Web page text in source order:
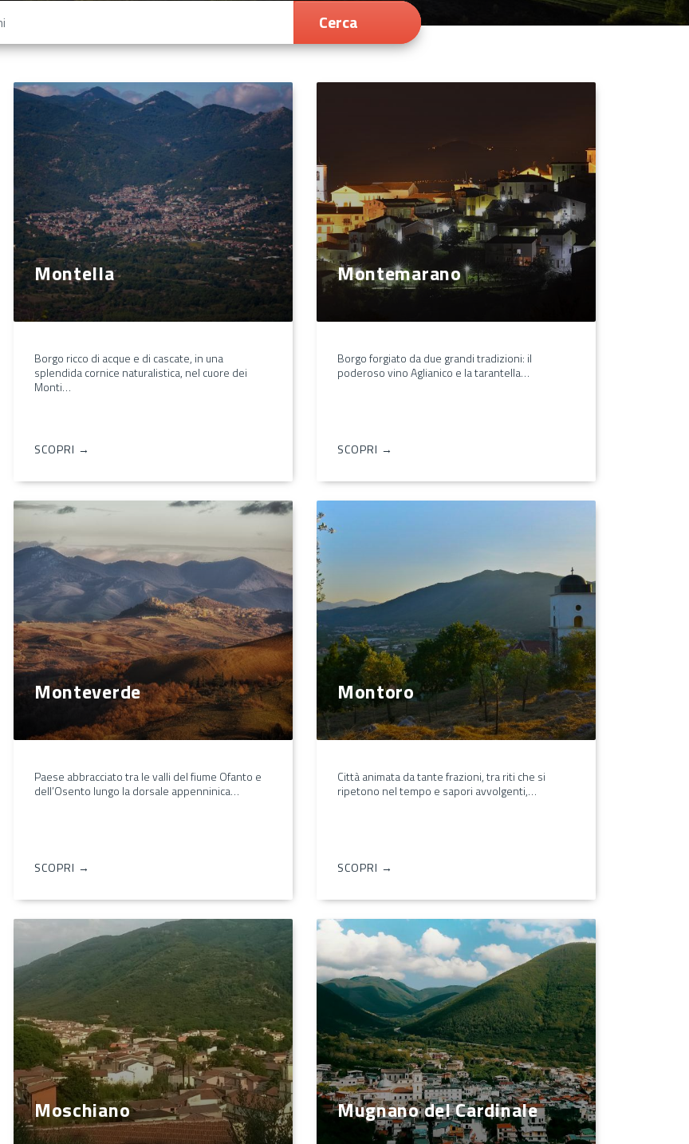
Cerca
Montella
Borgo ricco di acque e di cascate, in una
splendida cornice naturalistica, nel cuore dei
Monti…
SCOPRI →
Montemarano
Borgo forgiato da due grandi tradizioni: il
poderoso vino Aglianico e la tarantella…
SCOPRI →
Monteverde
Paese abbracciato tra le valli del fiume Ofanto e
dell’Osento lungo la dorsale appenninica…
SCOPRI →
Montoro
Città animata da tante frazioni, tra riti che si
ripetono nel tempo e sapori avvolgenti,…
SCOPRI →
Moschiano Mugnano del Cardinale